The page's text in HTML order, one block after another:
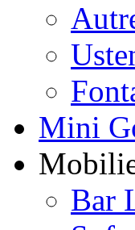
Mini
Bar